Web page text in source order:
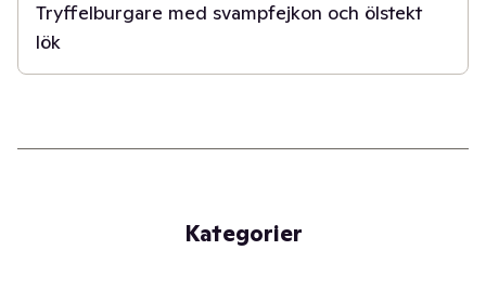
Tryffelburgare med svampfejkon och ölstekt
lök
Kategorier